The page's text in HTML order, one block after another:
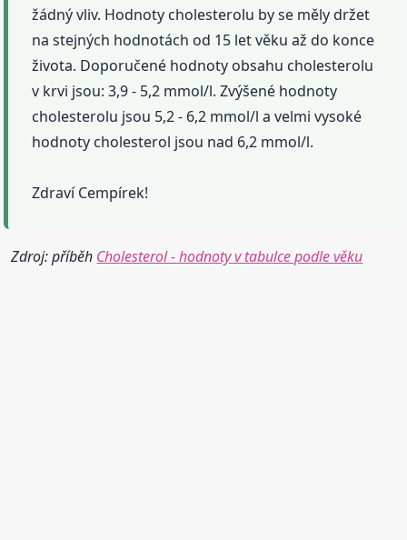
žádný vliv. Hodnoty cholesterolu by se měly držet
na stejných hodnotách od 15 let věku až do konce
života. Doporučené hodnoty obsahu cholesterolu
v krvi jsou: 3,9 - 5,2 mmol/l. Zvýšené hodnoty
cholesterolu jsou 5,2 - 6,2 mmol/l a velmi vysoké
hodnoty cholesterol jsou nad 6,2 mmol/l.
Zdraví Cempírek!
Zdroj: příběh Cholesterol - hodnoty v tabulce podle věku